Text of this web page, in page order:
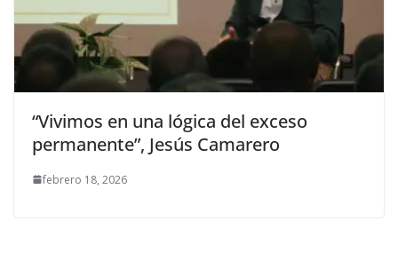
“Vivimos en una lógica del exceso
permanente”, Jesús Camarero
febrero 18, 2026